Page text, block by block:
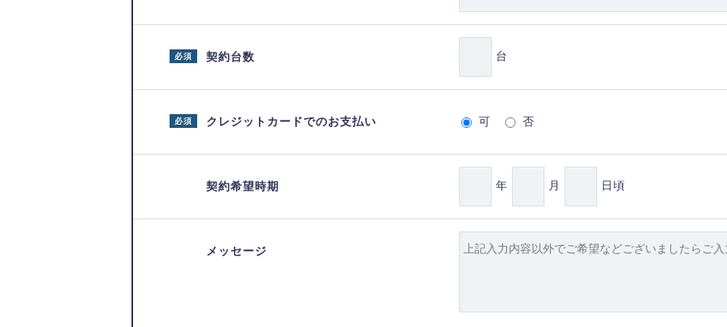
契約台数
必須 台
クレジットカードでのお支払い
必須 可 否
契約希望時期 年 月 日頃
メッセージ